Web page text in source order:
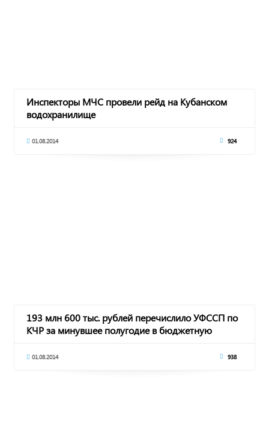
Инспекторы МЧС провели рейд на Кубанском
водохранилище
01.08.2014 924
193 млн 600 тыс. рублей перечислило УФССП по
КЧР за минувшее полугодие в бюджетную
01.08.2014 938